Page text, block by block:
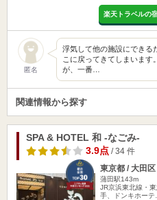
楽天トラベルの
匿名
浮気して他の施設にできる
こに戻ってきてしまいます
が、一番…
関連情報から探す
SPA & HOTEL 和 -なごみ-
3.9点 / 34 件
東京都 / 大田区
蒲田駅143m
JR京浜東北線・
手、ドンキホーテ